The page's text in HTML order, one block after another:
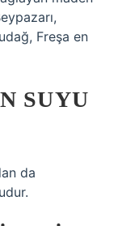
Freşa en
SUYU
da